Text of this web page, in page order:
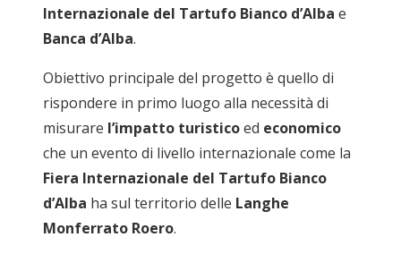
Internazionale del Tartufo Bianco d’Alba e
Banca d’Alba.
Obiettivo principale del progetto è quello di
rispondere in primo luogo alla necessità di
misurare l’impatto turisticoed economico
che un evento di livello internazionale come la
Fiera Internazionale del Tartufo Bianco
d’Alba ha sul territorio delle Langhe
Monferrato Roero.